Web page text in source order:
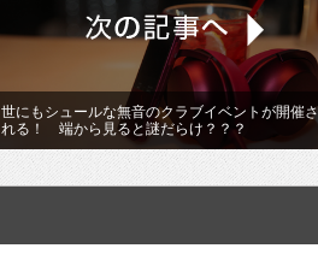
世にもシュールな無音のクラブイベントが開催さ
れる！ 端から見ると謎だらけ？？？